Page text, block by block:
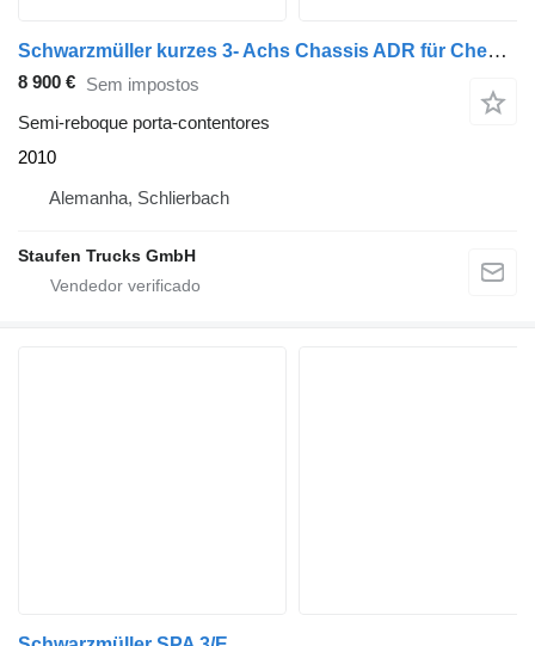
Schwarzmüller kurzes 3- Achs Chassis ADR für Chemie Spezialbehäl kurzes 3- Ach
8 900 € Sem impostos
Semi-reboque porta-contentores
2010
Alemanha, Schlierbach
Staufen Trucks GmbH